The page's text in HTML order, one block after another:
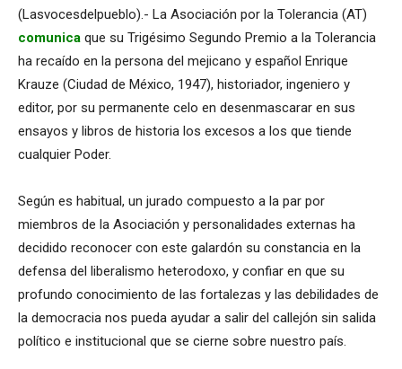
(Lasvocesdelpueblo).- La Asociación por la Tolerancia (AT)
comunica que su Trigésimo Segundo Premio a la Tolerancia
ha recaído en la persona del mejicano y español Enrique
Krauze (Ciudad de México, 1947), historiador, ingeniero y
editor, por su permanente celo en desenmascarar en sus
ensayos y libros de historia los excesos a los que tiende
cualquier Poder.
Según es habitual, un jurado compuesto a la par por
miembros de la Asociación y personalidades externas ha
decidido reconocer con este galardón su constancia en la
defensa del liberalismo heterodoxo, y confiar en que su
profundo conocimiento de las fortalezas y las debilidades de
la democracia nos pueda ayudar a salir del callejón sin salida
político e institucional que se cierne sobre nuestro país.